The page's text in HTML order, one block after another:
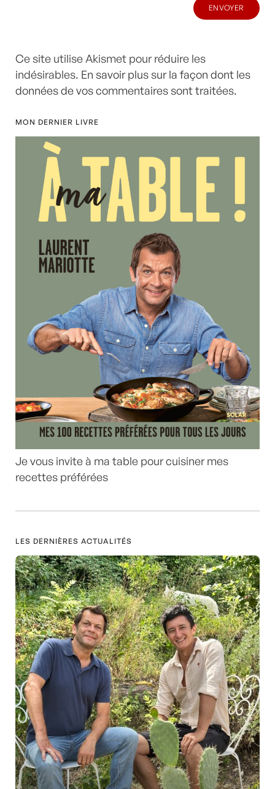
Ce site utilise Akismet pour réduire les
indésirables. En savoir plus sur la façon dont les
données de vos commentaires sont traitées.
MON DERNIER LIVRE
Je vous invite à ma table pour cuisiner mes
recettes préférées
LES DERNIÈRES ACTUALITÉS